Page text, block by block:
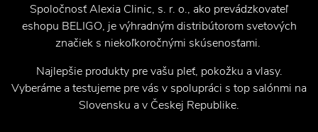
Spoločnosť Alexia Clinic, s. r. o., ako prevádzkovateľ
eshopu BELIGO, je výhradným distribútorom svetových
značiek s niekoľkoročnými skúsenosťami.
Najlepšie produkty pre vašu pleť, pokožku a vlasy.
Vyberáme a testujeme pre vás v spolupráci s top salónmi na
Slovensku a v Českej Republike.